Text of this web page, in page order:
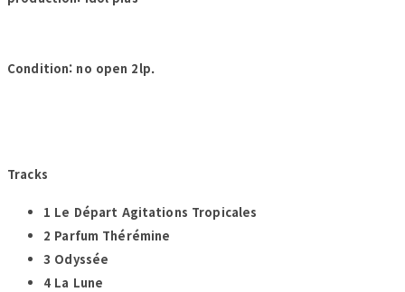
Condition: no open 2lp.
Tracks
1 Le Départ Agitations Tropicales
2 Parfum Thérémine
3 Odyssée
4 La Lune